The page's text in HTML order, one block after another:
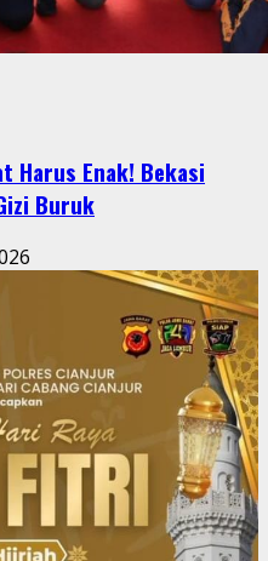
Harus Enak! Bekasi
Buruk